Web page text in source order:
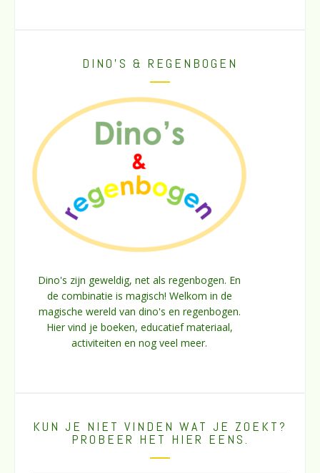
DINO’S & REGENBOGEN
Dino's zijn geweldig, net als regenbogen. En
de combinatie is magisch! Welkom in de
magische wereld van dino's en regenbogen.
Hier vind je boeken, educatief materiaal,
activiteiten en nog veel meer.
KUN JE NIET VINDEN WAT JE ZOEKT?
PROBEER HET HIER EENS.